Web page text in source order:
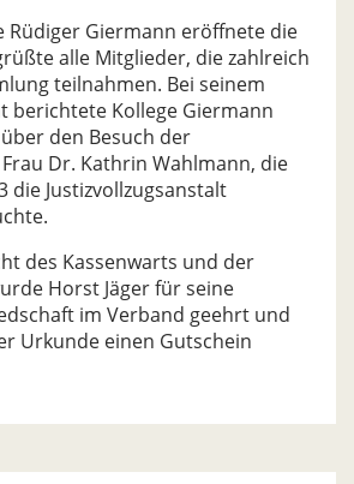
Rüdiger Giermann eröffnete die
alle Mitglieder, die zahlreich
teilnahmen. Bei seinem
berichtete Kollege Giermann
den Besuch der
Dr. Kathrin Wahlmann, die
die Justizvollzugsanstalt
des Kassenwarts und der
Horst Jäger für seine
im Verband geehrt und
Urkunde einen Gutschein